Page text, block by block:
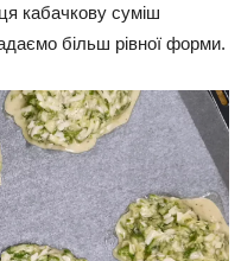
кабачкову суміш
більш рівної форми.